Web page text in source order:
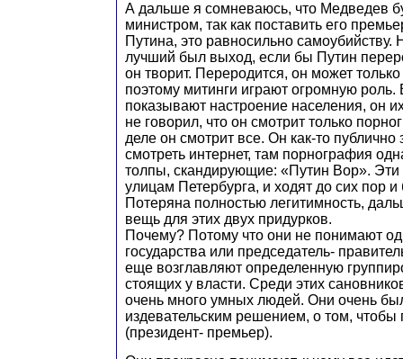
А дальше я сомневаюсь, что Медведев
министром, так как поставить его
Путина, это равносильно
лучший был выход, если бы Путин
он творит. Переродится, он может
поэтому митинги играют огромную
показывают настроение населения, он
не говорил, что он смотрит только
деле он смотрит все. Он как-то публично
смотреть интернет, там порнография
толпы, скандирующие: «Путин Вор». Эти
улицам Петербурга, и ходят до сих пор и
Потеряна полностью легитимность,
вещь для этих двух придурков.
Почему? Потому что они не понимают
государства или председатель-
еще возглавляют определенную
стоящих у власти. Среди этих
очень много умных людей. Они очень
издевательским решением, о том, чтобы
(президент- премьер).